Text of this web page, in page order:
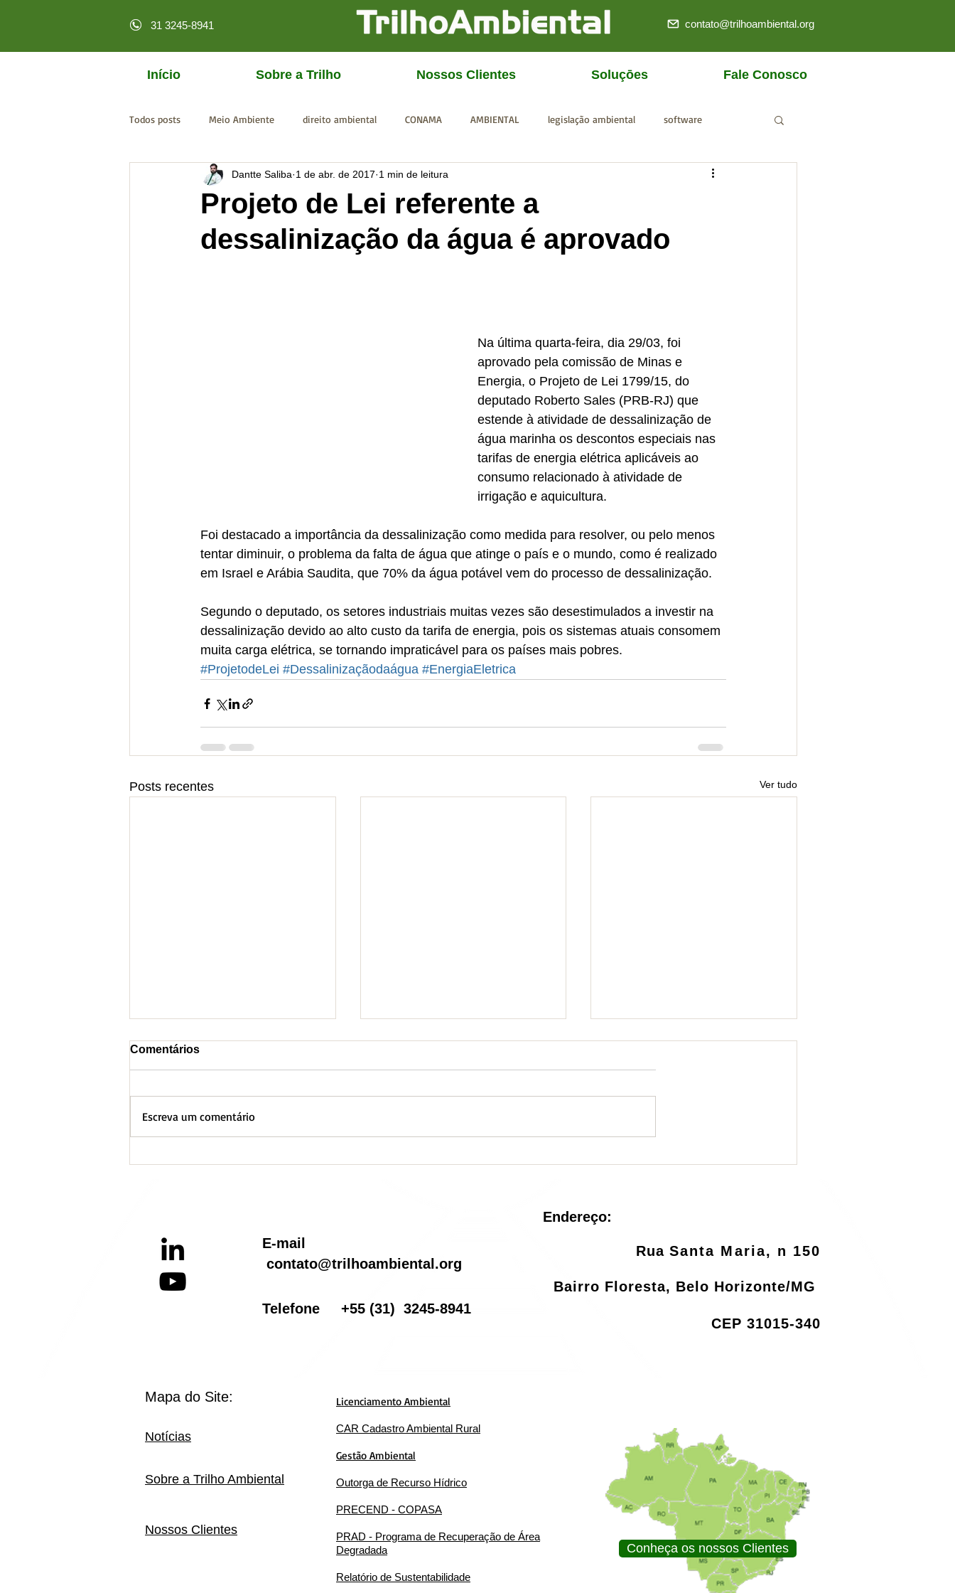
31 3245-8941 contato@trilhoambiental.org
Início Sobre a Trilho Nossos Clientes Soluçōes Fale Conosco
Todos posts Meio Ambiente direito ambiental CONAMA AMBIENTAL legislação ambiental software
licenciamento online MPF CGU IBAMA SISEMA
Projeto de Lei referente a
dessalinização da água é aprovado
Dantte Saliba 1 de abr. de 2017 1 min de leitura
Na última quarta-feira, dia 29/03, foi
aprovado pela comissão de Minas e
Energia, o Projeto de Lei 1799/15, do
deputado Roberto Sales (PRB-RJ) que
estende à atividade de dessalinização de
água marinha os descontos especiais nas
tarifas de energia elétrica aplicáveis ao
consumo relacionado à atividade de
irrigação e aquicultura.
Foi destacado a importância da dessalinização como medida para resolver, ou pelo menos
tentar diminuir, o problema da falta de água que atinge o país e o mundo, como é realizado
em Israel e Arábia Saudita, que 70% da água potável vem do processo de dessalinização.
Segundo o deputado, os setores industriais muitas vezes são desestimulados a investir na
dessalinização devido ao alto custo da tarifa de energia, pois os sistemas atuais consomem
muita carga elétrica, se tornando impraticável para os países mais pobres.
#ProjetodeLei #Dessalinizaçãodaágua #EnergiaEletrica
Posts recentes Ver tudo
Comentários
Escreva um comentário
E-mail
contato@trilhoambiental.org
Telefone +55 (31) 3245-8941
Endereço:
RuaSanta Maria, n 150
Bairro Floresta, Belo Horizonte/MG
CEP 31015-340
Sobre a Trilho Ambiental
Notícias
Nossos Clientes
Mapa do Site: Licenciamento Ambiental
CAR Cadastro Ambiental Rural
Gestão Ambiental
Outorga de Recurso Hídrico
PRECEND - COPASA
PRAD - Programa de Recuperação de Área
Degradada
Relatório de Sustentabilidade
Conheça os nossos Clientes